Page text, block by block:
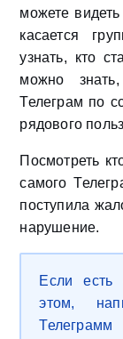
можете
касается
узнать, кто
можно
Телеграм по
рядового
Посмотреть
самого
поступила
нарушение.
Если есть
этом,